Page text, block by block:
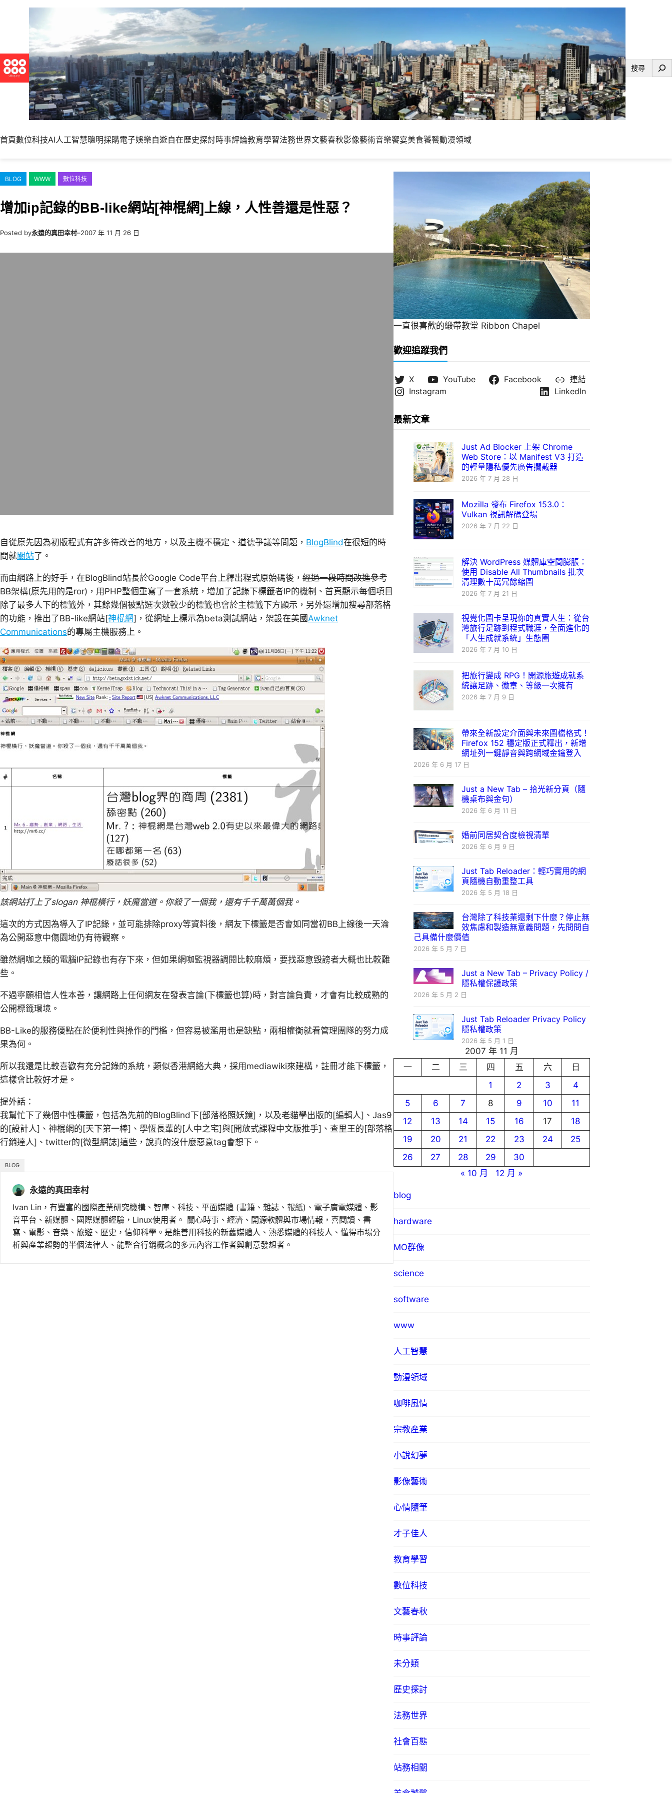
內
容
搜
首頁數位科技AI人工智慧聰明採購電子娛樂自遊自在歷史探討時事評論教育學習法務世界文藝春秋影像藝術音樂饗宴美食饕餮動漫領域
BLOG WWW 數位科技
增加ip記錄的BB-like網站[神棍網]上線，人性善還是性惡？
Posted by永遠的真田幸村–2007 年 11 月 26 日
自從原先因為初版程式有許多待改善的地方，以及主機不穩定、道德爭議等問題， BlogBlind在很短的時
間就關站了。
而由網路上的好手，在BlogBlind站長於Google Code平台上釋出程式原始碼後， 經過一段時間改進參考
BB架構(原先用的是ror)，用PHP整個重寫了一套系統，增加了記錄下標籤者IP的機制、首頁顯示每個項目
除了最多人下的標籤外，其餘幾個被點選次數較少的標籤也會於主標籤下方顯示，另外還增加搜尋部落格
的功能，推出了BB-like網站[神棍網]，從網址上標示為beta測試網站，架設在美國Awknet
Communications的專屬主機服務上。
該網站打上了slogan 神棍橫行，妖魔當道。你殺了一個我，還有千千萬萬個我。
這次的方式因為導入了IP記錄，並可能排除proxy等資料後，網友下標籤是否會如同當初BB上線後一天淪
為公開惡意中傷園地仍有待觀察。
雖然網咖之類的電腦IP記錄也有存下來，但如果網咖監視器調閱比較麻煩，要找惡意毀謗者大概也比較難
些。
不過寧願相信人性本善，讓網路上任何網友在發表言論(下標籤也算)時，對言論負責，才會有比較成熟的
公開標籤環境。
BB-Like的服務優點在於便利性與操作的門檻，但容易被濫用也是缺點，兩相權衡就看管理團隊的努力成
果為何。
所以我還是比較喜歡有充分記錄的系統，類似香港網絡大典，採用mediawiki來建構，註冊才能下標籤，
這樣會比較好才是。
提外話：
我幫忙下了幾個中性標籤，包括為先前的BlogBlind下[部落格照妖鏡]，以及老貓學出版的[編輯人]、Jas9
的[設計人]、神棍網的[天下第一棒]、學恆長輩的[人中之宅]與[開放式課程中文版推手]、查里王的[部落格
行銷達人]、twitter的[微型網誌]這些，說真的沒什麼惡意tag會想下。
BLOG
永遠的真田幸村
Ivan Lin，有豐富的國際產業研究機構、智庫、科技、平面媒體 (書籍、雜誌、報紙)、電子廣電媒體、影
音平台、新媒體、國際媒體經驗，Linux使用者。 關心時事、經濟、開源軟體與市場情報，喜閱讀、書
寫、電影、音樂、旅遊、歷史，信仰科學。是能善用科技的新舊媒體人、熟悉媒體的科技人、懂得市場分
析與產業趨勢的半個法律人、能整合行銷概念的多元內容工作者與創意發想者。
一直很喜歡的緞帶教堂 Ribbon Chapel
歡迎追蹤我們
X YouTube Facebook
連結
Instagram
LinkedIn
最新文章
Just Ad Blocker 上架 Chrome
Web Store：以 Manifest V3 打造
的輕量隱私優先廣告攔截器
2026 年 7 月 28 日
Mozilla 發布 Firefox 153.0：
Vulkan 視訊解碼登場
2026 年 7 月 22 日
解決 WordPress 媒體庫空間膨脹：
使用 Disable All Thumbnails 批次
清理數十萬冗餘縮圖
2026 年 7 月 21 日
視覺化圖卡呈現你的真實人生：從台
灣旅行足跡到程式職涯，全面進化的
「人生成就系統」生態圈
2026 年 7 月 10 日
把旅行變成 RPG！開源旅遊成就系
統讓足跡、徽章、等級一次擁有
2026 年 7 月 9 日
帶來全新設定介面與未來圖檔格式！
Firefox 152 穩定版正式釋出，新增
網址列一鍵靜音與跨網域金鑰登入
2026 年 6 月 17 日
Just a New Tab – 拾光新分頁（隨
機桌布與金句）
2026 年 6 月 11 日
婚前同居契合度檢視清單
2026 年 6 月 9 日
Just Tab Reloader：輕巧實用的網
頁隨機自動重整工具
2026 年 5 月 18 日
台灣除了科技業還剩下什麼？停止無
效焦慮和製造無意義問題，先問問自
己具備什麼價值
2026 年 5 月 7 日
Just a New Tab – Privacy Policy /
隱私權保護政策
2026 年 5 月 2 日
Just Tab Reloader Privacy Policy
隱私權政策
2026 年 5 月 1 日
2007 年 11 月
一
二 三 四 五 六
日
1
2 3
4
5
6 7 8 9 10
11
12
13 14 15 16 17
18
19
20 21 22 23 24
25
26
27 28 29
30
« 10 月
12 月 »
blog
hardware
MO群像
science
software
www
人工智慧
動漫領域
咖啡風情
宗教產業
小說幻夢
影像藝術
心情隨筆
才子佳人
教育學習
數位科技
文藝春秋
時事評論
未分類
歷史探討
法務世界
社會百態
站務相關